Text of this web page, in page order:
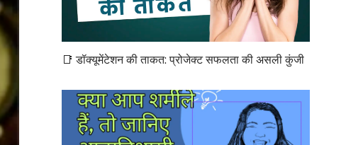
📑 डॉक्यूमेंटेशन की ताकत: प्रोजेक्ट सफलता की असली कुंजी